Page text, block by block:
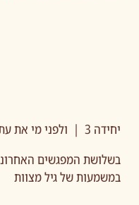
יחידה 3 | ולפני מי את עתידה לתן דין וחשבון
בשלושת המפגשים
במשמעות של גיל מצוות